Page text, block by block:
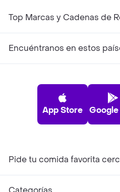
Top Marcas y Cadenas de
Encuéntranos en estos
App Store Google
Pide tu comida favorita